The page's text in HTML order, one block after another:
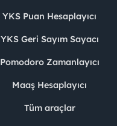
YKS Puan Hesaplayıcı
YKS Geri Sayım Sayacı
Pomodoro Zamanlayıcı
Maaş Hesaplayıcı
Tüm araçlar